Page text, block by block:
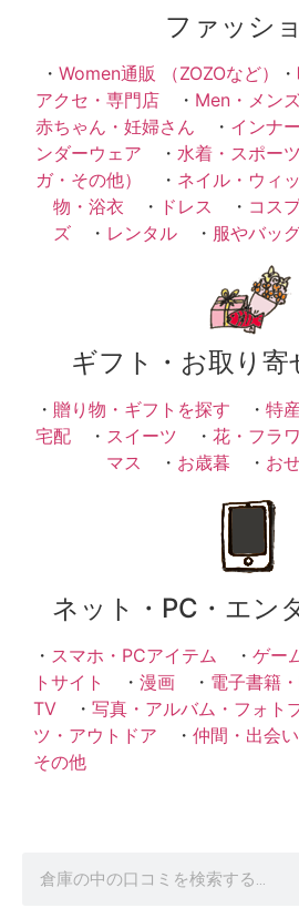
ファッシ
・ Women通販 （ZOZOなど） ・
アクセ・専門店 ・ Men・メン
赤ちゃん・妊婦さん ・ インナ
ンダーウェア ・ 水着・スポー
ガ・その他）
・ ネイル・ウィ
物・浴衣 ・ ドレス ・ コス
ズ ・ レンタル ・ 服やバッ
ギフト・お取り寄
・ 贈り物・ギフトを探す ・ 特
宅配 ・ スイーツ ・ 花・フラ
マス ・ お歳暮 ・ お
ネット・PC・エン
・ スマホ・PCアイテム ・ ゲー
トサイト
・ 漫画 ・ 電子書籍
TV ・ 写真・アルバム・フォト
ツ・アウトドア ・ 仲間・出会い
その他